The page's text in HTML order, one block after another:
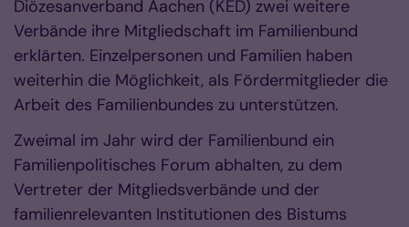
Diözesanverband Aachen (KED) zwei weitere
Verbände ihre Mitgliedschaft im Familienbund
erklärten. Einzelpersonen und Familien haben
weiterhin die Möglichkeit, als Fördermitglieder die
Arbeit des Familienbundes zu unterstützen.
Zweimal im Jahr wird der Familienbund ein
Familienpolitisches Forum abhalten, zu dem
Vertreter der Mitgliedsverbände und der
familienrelevanten Institutionen des Bistums